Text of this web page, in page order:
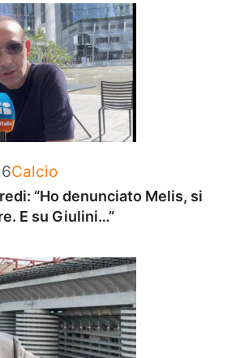
Categorie
Calcio
“Ho denunciato Melis, si
E su Giulini…”